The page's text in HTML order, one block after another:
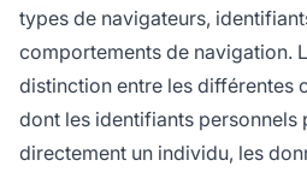
types de navigateurs,
comportements de navigation.
distinction entre les différentes
dont les identifiants personnels
directement un individu, les